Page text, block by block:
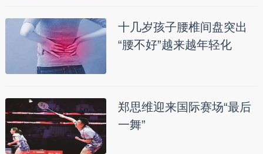
十几岁孩子腰椎间盘突出
“腰不好”越来越年轻化
郑思维迎来国际赛场“最后
一舞”